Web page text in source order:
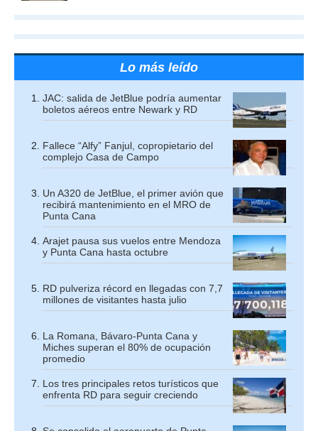
Lo más leído
JAC: salida de JetBlue podría aumentar
boletos aéreos entre Newark y RD
Fallece “Alfy” Fanjul, copropietario del
complejo Casa de Campo
Un A320 de JetBlue, el primer avión que
recibirá mantenimiento en el MRO de
Punta Cana
Arajet pausa sus vuelos entre Mendoza
y Punta Cana hasta octubre
RD pulveriza récord en llegadas con 7,7
millones de visitantes hasta julio
La Romana, Bávaro-Punta Cana y
Miches superan el 80% de ocupación
promedio
Los tres principales retos turísticos que
enfrenta RD para seguir creciendo